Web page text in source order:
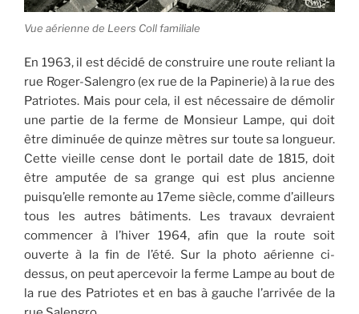
Vue aérienne de Leers Coll familiale
En 1963, il est décidé de construire une route reliant la
rue Roger-Salengro (ex rue de la Papinerie) à la rue des
Patriotes. Mais pour cela, il est nécessaire de démolir
une partie de la ferme de Monsieur Lampe, qui doit
être diminuée de quinze mètres sur toute sa longueur.
Cette vieille cense dont le portail date de 1815, doit
être amputée de sa grange qui est plus ancienne
puisqu’elle remonte au 17eme siècle, comme d’ailleurs
tous les autres bâtiments. Les travaux devraient
commencer à l’hiver 1964, afin que la route soit
ouverte à la fin de l’été. Sur la photo aérienne ci-
dessus, on peut apercevoir la ferme Lampe au bout de
la rue des Patriotes et en bas à gauche l’arrivée de la